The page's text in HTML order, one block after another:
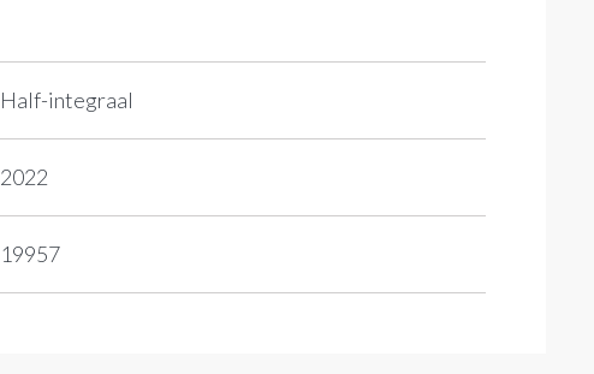
Half-integraal
2022
19957